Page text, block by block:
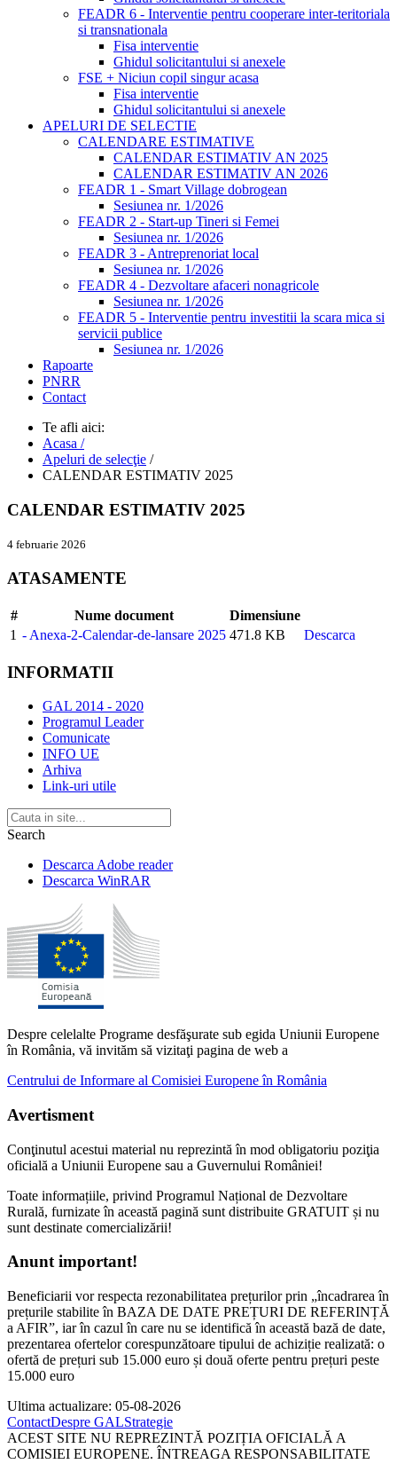
FEADR 6 - Interventie pentru cooperare inter-teritoriala
si transnationala
Fisa interventie
Ghidul solicitantului si anexele
FSE + Niciun copil singur acasa
Fisa interventie
Ghidul solicitantului si anexele
APELURI DE SELECTIE
CALENDARE ESTIMATIVE
CALENDAR ESTIMATIV AN 2025
CALENDAR ESTIMATIV AN 2026
FEADR 1 - Smart Village dobrogean
Sesiunea nr. 1/2026
FEADR 2 - Start-up Tineri si Femei
Sesiunea nr. 1/2026
FEADR 3 - Antreprenoriat local
Sesiunea nr. 1/2026
FEADR 4 - Dezvoltare afaceri nonagricole
Sesiunea nr. 1/2026
FEADR 5 - Interventie pentru investitii la scara mica si
servicii publice
Sesiunea nr. 1/2026
Rapoarte
PNRR
Contact
Te afli aici:
Acasa /
Apeluri de selecţie /
CALENDAR ESTIMATIV 2025
CALENDAR ESTIMATIV 2025
4 februarie 2026
ATASAMENTE
# Nume document
Dimensiune
1 - Anexa-2-Calendar-de-lansare 2025 471.8 KB Descarca
INFORMATII
GAL 2014 - 2020
Programul Leader
Comunicate
INFO UE
Arhiva
Link-uri utile
Search
Descarca Adobe reader
Descarca WinRAR
Despre celelalte Programe desfăşurate sub egida Uniunii Europene
în România, vă invităm să vizitaţi pagina de web a
Centrului de Informare al Comisiei Europene în România
Avertisment
Conţinutul acestui material nu reprezintă în mod obligatoriu poziţia
oficială a Uniunii Europene sau a Guvernului României!
Toate informațiile, privind Programul Național de Dezvoltare
Rurală, furnizate în această pagină sunt distribuite GRATUIT și nu
sunt destinate comercializării!
Anunt important!
Beneficiarii vor respecta rezonabilitatea prețurilor prin „încadrarea în
prețurile stabilite în BAZA DE DATE PREȚURI DE REFERINȚĂ
a AFIR”, iar în cazul în care nu se identifică în această bază de date,
prezentarea ofertelor corespunzătoare tipului de achiziție realizată: o
ofertă de prețuri sub 15.000 euro și două oferte pentru prețuri peste
15.000 euro
Ultima actualizare: 05-08-2026
ContactDespre GALStrategie
ACEST SITE NU REPREZINTĂ POZIȚIA OFICIALĂ A
COMISIEI EUROPENE. ÎNTREAGA RESPONSABILITATE